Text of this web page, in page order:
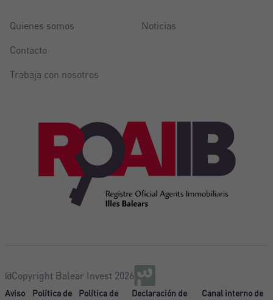
Quienes somos
Contacto
Trabaja con nosotros
Noticias
@Copyright Balear Invest 2026
Aviso Política de Política de Declaración de Canal interno de